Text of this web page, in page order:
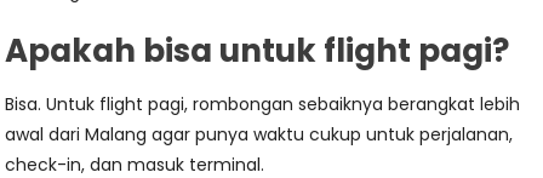
Apakah bisa untuk flight pagi?
Bisa. Untuk flight pagi, rombongan sebaiknya berangkat lebih
awal dari Malang agar punya waktu cukup untuk perjalanan,
check-in, dan masuk terminal.